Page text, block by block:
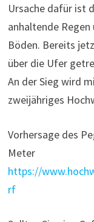
Ursache dafür ist
anhaltende
Böden. Bereits
über die Ufer
An der Sieg wird
zweijähriges
Vorhersage des
Meter
https://
rf